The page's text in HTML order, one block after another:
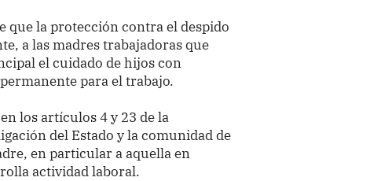
que la protección contra el despido
a las madres trabajadoras que
el cuidado de hijos con
para el trabajo.
los artículos 4 y 23 de la
del Estado y la comunidad de
en particular a aquella en
actividad laboral.